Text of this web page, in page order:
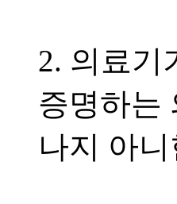
2. 의료기
증명하는
나지 아